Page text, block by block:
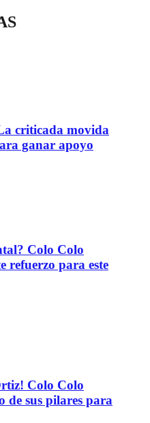
criticada movida
ganar apoyo
Colo Colo
refuerzo para este
Colo Colo
de sus pilares para